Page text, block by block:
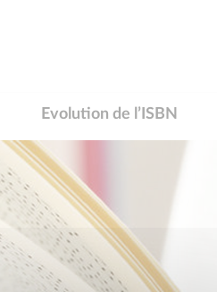
Evolution de l’ISBN